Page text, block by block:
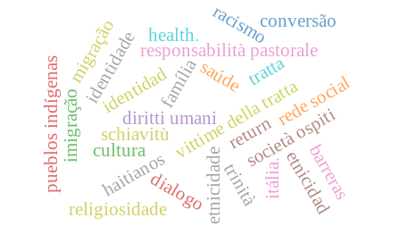
tratta
vittime della tratta
diritti umani
schiavitù
responsabilità pastorale
identidade
cultura etnicidade
imigração
família rede social
società ospiti
etnicidad
pueblos indígenas identidad
haitianos
racismo
dialogo trinità
migração
religiosidade
conversão
saúde
return
health.
itália. barreras